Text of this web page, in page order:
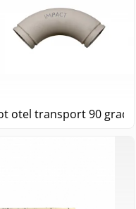
otel transport 90